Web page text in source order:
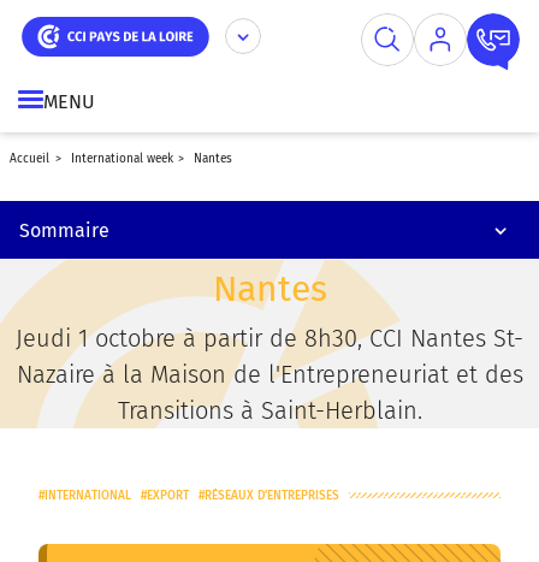
Aller
contenu
MENU
accueil international week nantes
Sommaire
Angers
L'international pitch challenge !
Nantes
Jeudi 1 octobre à partir de 8h30, CCI Nantes St-
Nazaire à la Maison de l'Entrepreneuriat et des
Transitions à Saint-Herblain.
INTERNATIONAL EXPORT RÉSEAUX D'ENTREPRISES
Panneau de gestion des cookies